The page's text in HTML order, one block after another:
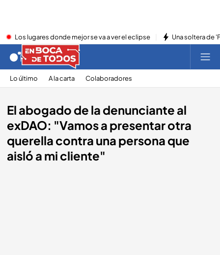
Los lugares donde mejor se va a ver el eclipse Una soltera de
Lo último A la carta Colaboradores
El abogado de la denunciante al
exDAO: "Vamos a presentar otra
querella contra una persona que
aisló a mi cliente"